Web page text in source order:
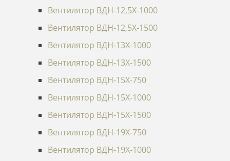
Вентилятор ВДН-12,5Х-1000
Вентилятор ВДН-12,5Х-1500
Вентилятор ВДН-13Х-1000
Вентилятор ВДН-13Х-1500
Вентилятор ВДН-15Х-750
Вентилятор ВДН-15Х-1000
Вентилятор ВДН-15Х-1500
Вентилятор ВДН-19Х-750
Вентилятор ВДН-19Х-1000